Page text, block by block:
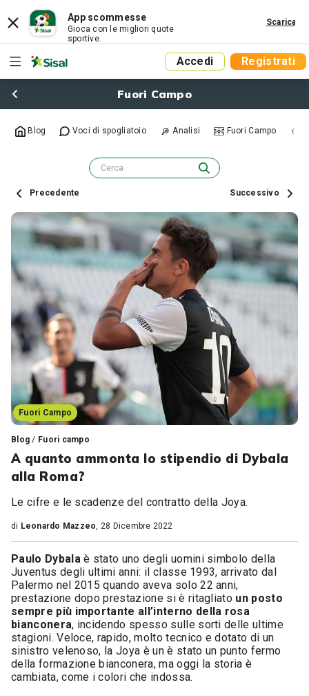
App scommesse
Gioca con le migliori quote
sportive.
Scarica
Accedi Registrati
Fuori Campo
Blog Voci di spogliatoio Analisi Fuori Campo
Precedente Successivo
Fuori Campo
Blog / Fuori campo
A quanto ammonta lo stipendio di Dybala
alla Roma?
Le cifre e le scadenze del contratto della Joya.
di Leonardo Mazzeo, 28 Dicembre 2022
Paulo Dybalaè stato uno degli uomini simbolo della
Juventus degli ultimi anni: il classe 1993, arrivato dal
Palermo nel 2015 quando aveva solo 22 anni,
prestazione dopo prestazione si è ritagliato un posto
sempre più importante all’interno della rosa
bianconera, incidendo spesso sulle sorti delle ultime
stagioni. Veloce, rapido, molto tecnico e dotato di un
sinistro velenoso, la Joya è un è stato un punto fermo
della formazione bianconera, ma oggi la storia è
cambiata, come i colori che indossa.